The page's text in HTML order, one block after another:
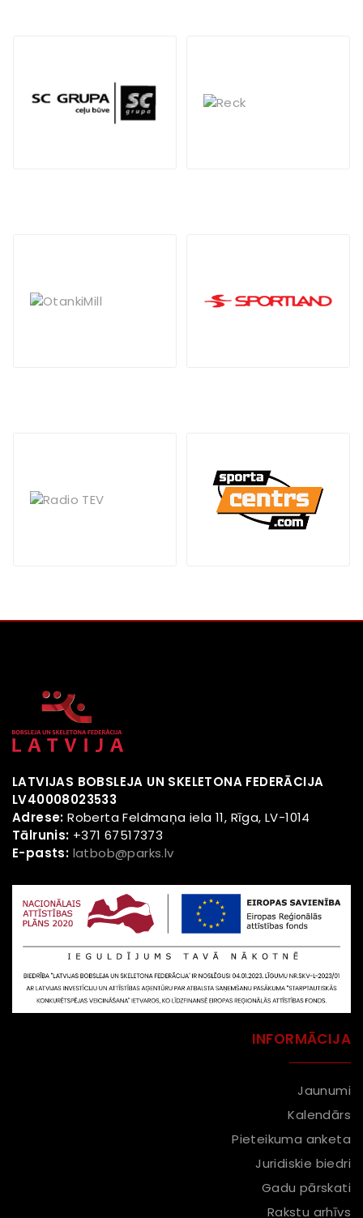
LATVIJAS BOBSLEJA UN SKELETONA FEDERĀCIJA
LV40008023533
Adrese:Roberta Feldmaņa iela 11, Rīga, LV-1014
Tālrunis: +371 67517373
E-pasts: latbob@parks.lv
INFORMĀCIJA
Jaunumi
Kalendārs
Pieteikuma anketa
Juridiskie biedri
Gadu pārskati
Rakstu arhīvs